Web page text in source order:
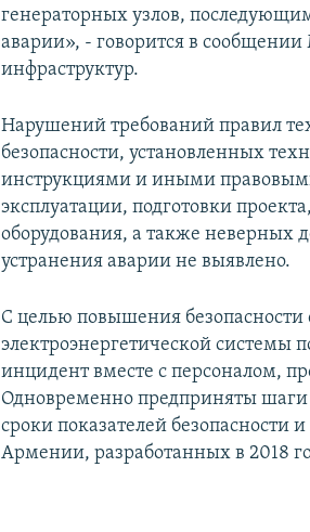
генераторных узлов,
аварии», - говорится в
инфраструктур.
Нарушений требований правил
безопасности, установленных
инструкциями и иными
эксплуатации, подготовки
оборудования, а также неверных
устранения аварии не выявлено.
С целью повышения
электроэнергетической системы
инцидент вместе с персоналом,
Одновременно предприняты
сроки показателей безопасности
Армении, разработанных в 2018